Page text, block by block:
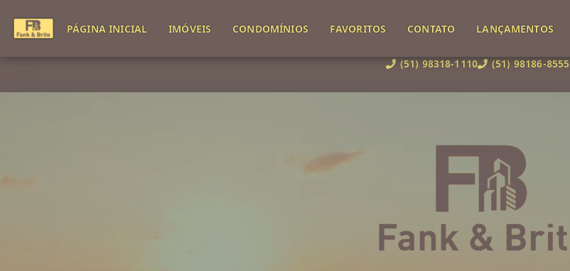
(51) 98318-1110 (51) 98186-8555
PÁGINA INICIAL IMÓVEIS CONDOMÍNIOS FAVORITOS CONTATO LANÇAMENTOS